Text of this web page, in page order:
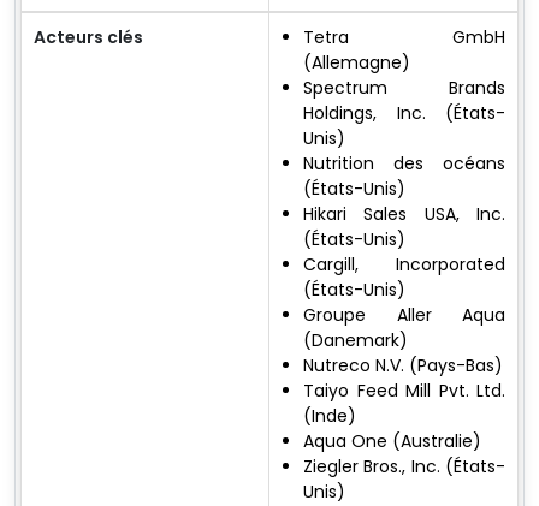
Acteurs clés
Tetra GmbH
(Allemagne)
Spectrum Brands
Holdings, Inc. (États-
Unis)
Nutrition des océans
(États-Unis)
Hikari Sales USA, Inc.
(États-Unis)
Cargill, Incorporated
(États-Unis)
Groupe Aller Aqua
(Danemark)
Nutreco N.V. (Pays-Bas)
Taiyo Feed Mill Pvt. Ltd.
(Inde)
Aqua One (Australie)
Ziegler Bros., Inc. (États-
Unis)